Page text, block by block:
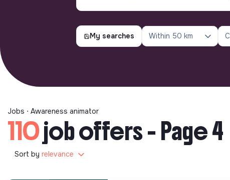
My searches Within 50 km
Jobs ⋅ Awareness animator
110job offers - Page 4
Sort by relevance